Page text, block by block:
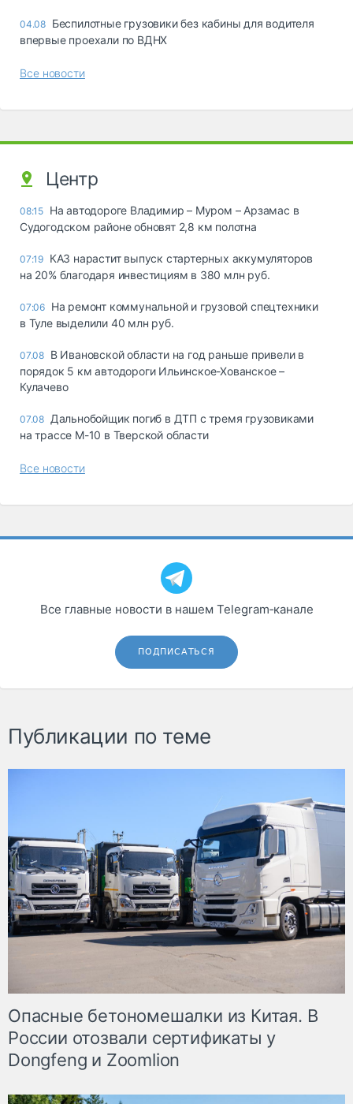
04.08 Беспилотные грузовики без кабины для водителя
впервые проехали по ВДНХ
Все новости
Центр
08:15 На автодороге Владимир – Муром – Арзамас в
Судогодском районе обновят 2,8 км полотна
07:19 КАЗ нарастит выпуск стартерных аккумуляторов
на 20% благодаря инвестициям в 380 млн руб.
07:06 На ремонт коммунальной и грузовой спецтехники
в Туле выделили 40 млн руб.
07.08 В Ивановской области на год раньше привели в
порядок 5 км автодороги Ильинское-Хованское –
Кулачево
07.08 Дальнобойщик погиб в ДТП с тремя грузовиками
на трассе М-10 в Тверской области
Все новости
Все главные новости в нашем Telegram‑канале
ПОДПИСАТЬСЯ
Публикации по теме
Опасные бетономешалки из Китая. В
России отозвали сертификаты у
Dongfeng и Zoomlion